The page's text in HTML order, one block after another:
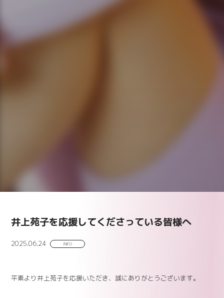
井上苑子を応援してくださっている皆様へ
2025.06.24 INFO
平素より井上苑子を応援いただき、誠にありがとうございます。